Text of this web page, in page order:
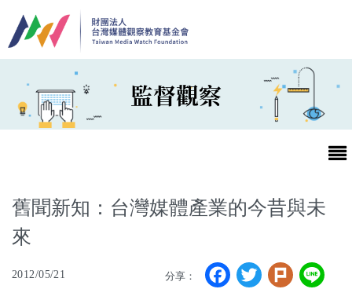
監督觀察
舊聞新知：台灣媒體產業的今昔與未
來
2012/05/21 分享： Facebook
Twitter
Plurk